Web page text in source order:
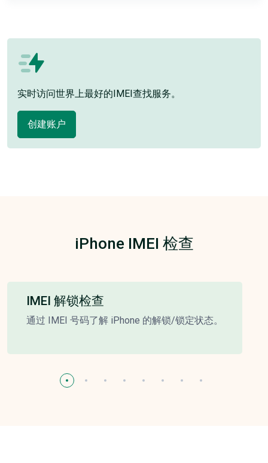
实时访问世界上最好的IMEI查找服务。
创建账户
iPhone IMEI 检查
IMEI 解锁检查
通过 IMEI 号码了解 iPhone 的解锁/锁定状态。